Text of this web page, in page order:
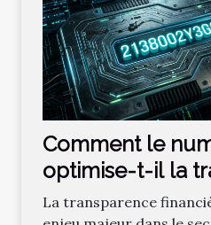
Comment le
optimise-t-il la
financière ?
La transparence